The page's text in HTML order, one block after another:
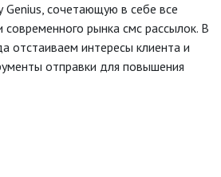
Genius, сочетающую в себе все
рынка смс рассылок. В
отстаиваем интересы клиента и
отправки для повышения